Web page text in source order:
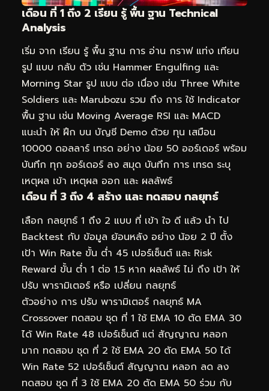
เดือน ที่ 1 ถึง 2 เรียน รู้ พื้น ฐาน Technical
Analysis
เริ่ม จาก เรียน รู้ พื้น ฐาน การ อ่าน กราฟ แท่ง เทียน
รูป แบบ กลับ ตัว เช่น Hammer Engulfing และ
Morning Star รูป แบบ ต่อ เนื่อง เช่น Three White
Soldiers และ Marubozu รวม ถึง การ ใช้ Indicator
พื้น ฐาน เช่น Moving Average RSI และ MACD
แนะนำ ให้ ฝึก บน บัญชี Demo ด้วย ทุน เสมือน
10000 ดอลลาร์ เทรด อย่าง น้อย 50 ออร์เดอร์ พร้อม
บันทึก ทุก ออร์เดอร์ ลง สมุด บันทึก การ เทรด ระบุ
เหตุผล เข้า เหตุผล ออก และ ผลลัพธ์
เดือน ที่ 3 ถึง 4 สร้าง และ ทดสอบ กลยุทธ์
เลือก กลยุทธ์ 1 ถึง 2 แบบ ที่ เข้า ใจ ดี แล้ว นำ ไป
Backtest กับ ข้อมูล ย้อนหลัง อย่าง น้อย 2 ปี ตั้ง
เป้า Win Rate ขั้น ต่ำ 45 เปอร์เซ็นต์ และ Risk
Reward ขั้น ต่ำ 1 ต่อ 1.5 หาก ผลลัพธ์ ไม่ ถึง เป้า ให้
ปรับ พารามิเตอร์ หรือ เปลี่ยน กลยุทธ์
ตัวอย่าง การ ปรับ พารามิเตอร์ กลยุทธ์ MA
Crossover ทดสอบ ชุด ที่ 1 ใช้ EMA 10 ตัด EMA 30
ได้ Win Rate 48 เปอร์เซ็นต์ แต่ สัญญาณ หลอก
มาก ทดสอบ ชุด ที่ 2 ใช้ EMA 20 ตัด EMA 50 ได้
Win Rate 52 เปอร์เซ็นต์ สัญญาณ หลอก ลด ลง
ทดสอบ ชุด ที่ 3 ใช้ EMA 20 ตัด EMA 50 ร่วม กับ